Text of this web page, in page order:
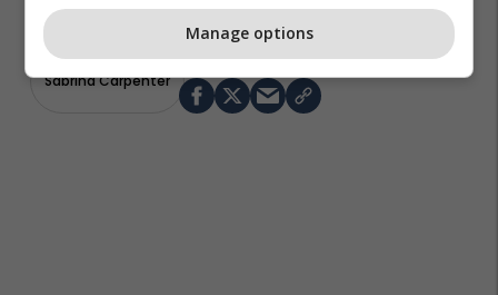
Sabrina Carpenter
Manage options